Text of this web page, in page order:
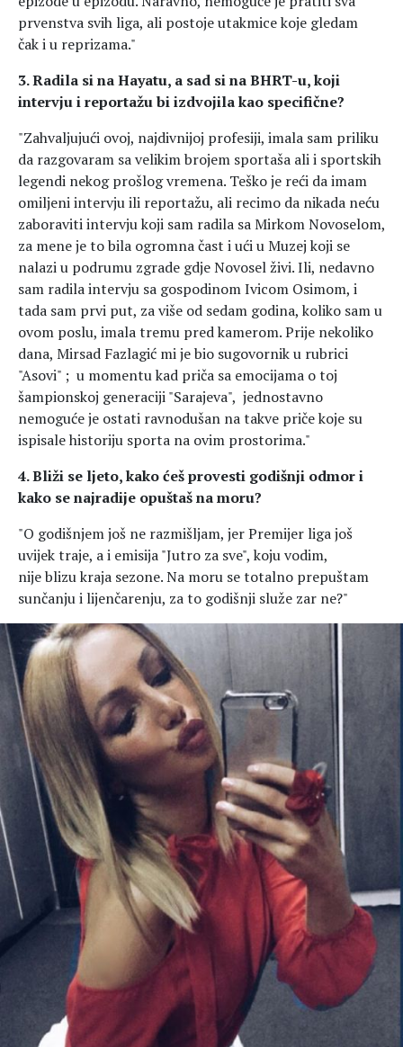
prvenstva svih liga, ali postoje utakmice koje gledam
čak i u reprizama."
3. Radila si na Hayatu, a sad si na BHRT-u, koji
intervju i reportažu bi izdvojila kao specifične?
"Zahvaljujući ovoj, najdivnijoj profesiji, imala sam priliku
da razgovaram sa velikim brojem sportaša ali i sportskih
legendi nekog prošlog vremena. Teško je reći da imam
omiljeni intervju ili reportažu, ali recimo da nikada neću
zaboraviti intervju koji sam radila sa Mirkom Novoselom,
za mene je to bila ogromna čast i ući u Muzej koji se
nalazi u podrumu zgrade gdje Novosel živi. Ili, nedavno
sam radila intervju sa gospodinom Ivicom Osimom, i
tada sam prvi put, za više od sedam godina, koliko sam u
ovom poslu, imala tremu pred kamerom. Prije nekoliko
dana, Mirsad Fazlagić mi je bio sugovornik u rubrici
"Asovi" ; u momentu kad priča sa emocijama o toj
šampionskoj generaciji "Sarajeva", jednostavno
nemoguće je ostati ravnodušan na takve priče koje su
ispisale historiju sporta na ovim prostorima."
4. Bliži se ljeto, kako ćeš provesti godišnji odmor i
kako se najradije opuštaš na moru?
"O godišnjem još ne razmišljam, jer Premijer liga još
uvijek traje, a i emisija "Jutro za sve", koju vodim,
nije blizu kraja sezone. Na moru se totalno prepuštam
sunčanju i lijenčarenju, za to godišnji služe zar ne?"